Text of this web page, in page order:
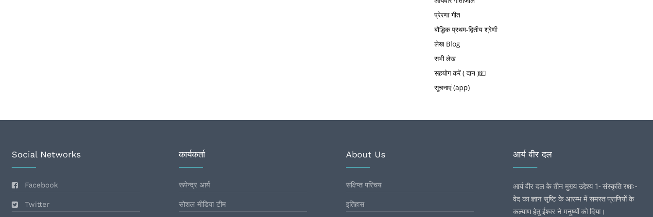
प्रेरणा गीत
बौद्धिक प्रथम-द्वितीय श्रेणी
लेख Blog
सभी लेख
सहयोग करें ( दान )💵
सूचनाएं (app)
Social Networks
Facebook
Twitter
कार्यकर्ता
रूपेन्द्र आर्य
सोशल मीडिया टीम
About Us
संक्षिप्त परिचय
इतिहास
आर्य वीर दल
आर्य वीर दल के तीन मुख्य उद्देश्य 1- संस्कृति रक्षाः-
वेद का ज्ञान सृष्टि के आरम्भ में समस्त प्राणियों के
कल्याण हेतु ईश्वर ने मनुष्यों को दिया।